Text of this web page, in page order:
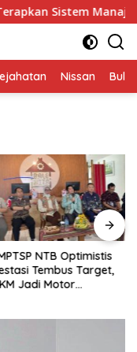
Manajemen
Nissan
NTB Optimistis
Tembus Target,
Jadi Motor